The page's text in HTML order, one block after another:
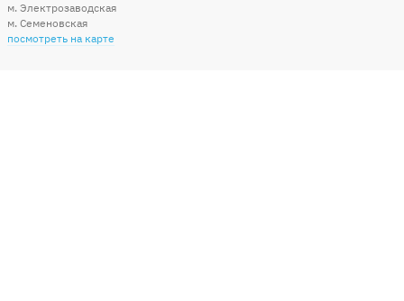
м. Электрозаводская
м. Семеновская
посмотреть на карте